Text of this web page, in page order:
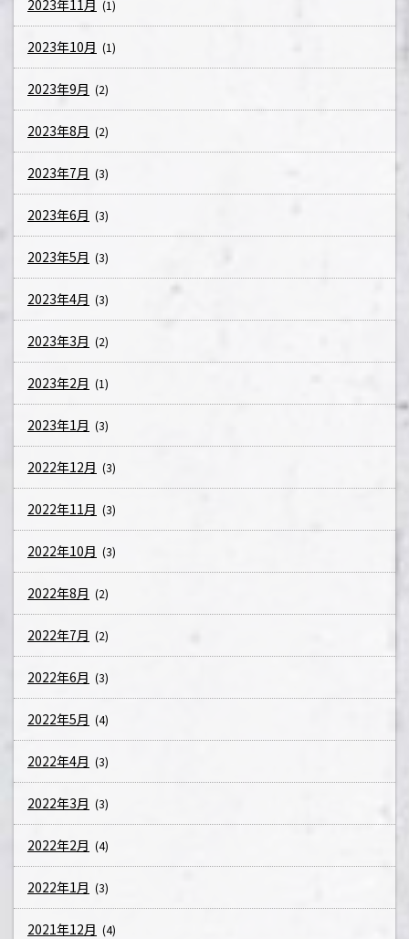
2023年11月 (1)
2023年10月 (1)
2023年9月 (2)
2023年8月 (2)
2023年7月 (3)
2023年6月 (3)
2023年5月 (3)
2023年4月 (3)
2023年3月 (2)
2023年2月 (1)
2023年1月 (3)
2022年12月 (3)
2022年11月 (3)
2022年10月 (3)
2022年8月 (2)
2022年7月 (2)
2022年6月 (3)
2022年5月 (4)
2022年4月 (3)
2022年3月 (3)
2022年2月 (4)
2022年1月 (3)
2021年12月 (4)